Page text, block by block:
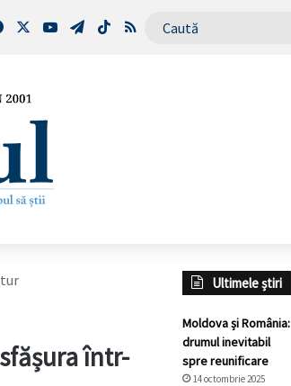
FacebookYouTubeTelegram
TikTokRSS
într-
Ultimele știri
Moldova și România:
drumul inevitabil
spre reunificare
14 octombrie 2025